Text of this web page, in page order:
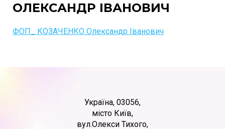
ОЛЕКСАНДР ІВАНОВИЧ
ФОП_ КОЗАЧЕНКО Олександр Іванович
Україна, 03056,
місто Київ,
вул.Олекси Тихого,